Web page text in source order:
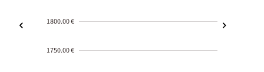
1800.00 €
1750.00 €